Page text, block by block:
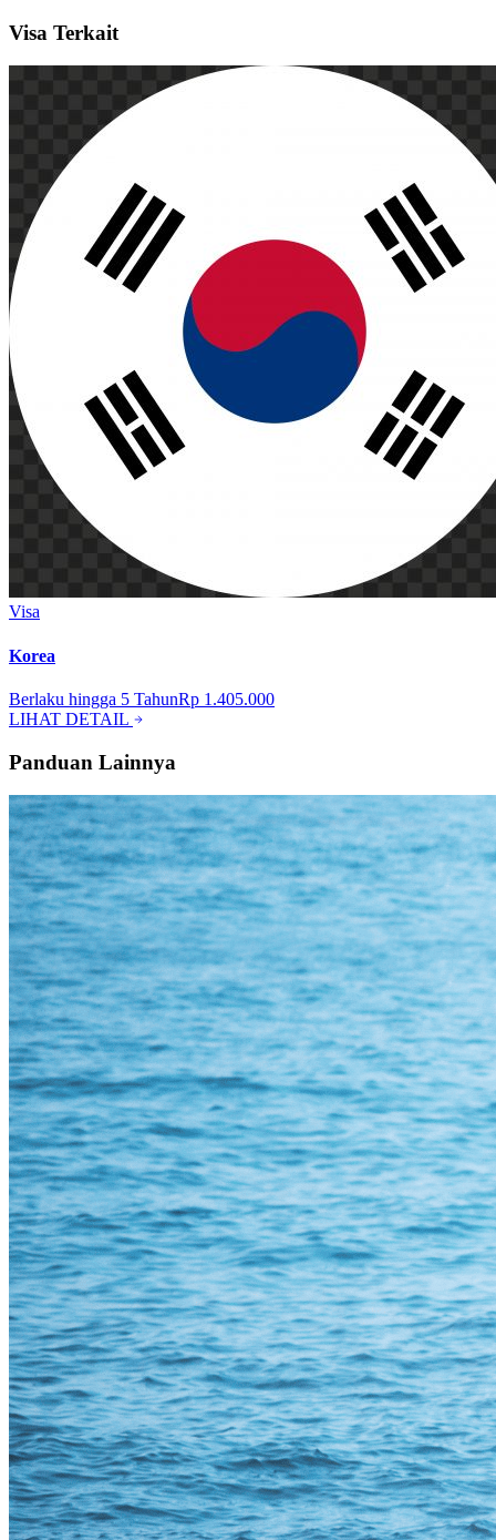
Visa Terkait
Visa
Korea
Berlaku hingga 5 TahunRp 1.405.000
LIHAT DETAIL
Panduan Lainnya